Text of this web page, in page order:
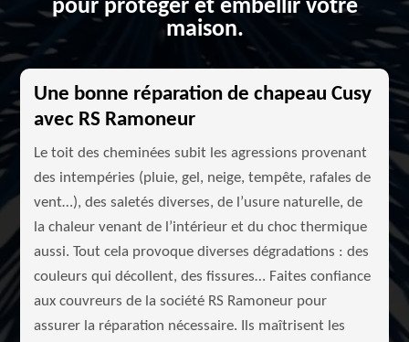
pour protéger et embellir votre
maison.
Une bonne réparation de chapeau Cusy
avec RS Ramoneur
Le toit des cheminées subit les agressions provenant
des intempéries (pluie, gel, neige, tempête, rafales de
vent…), des saletés diverses, de l’usure naturelle, de
la chaleur venant de l’intérieur et du choc thermique
aussi. Tout cela provoque diverses dégradations : des
couleurs qui décollent, des fissures… Faites confiance
aux couvreurs de la société RS Ramoneur pour
assurer la réparation nécessaire. Ils maîtrisent les